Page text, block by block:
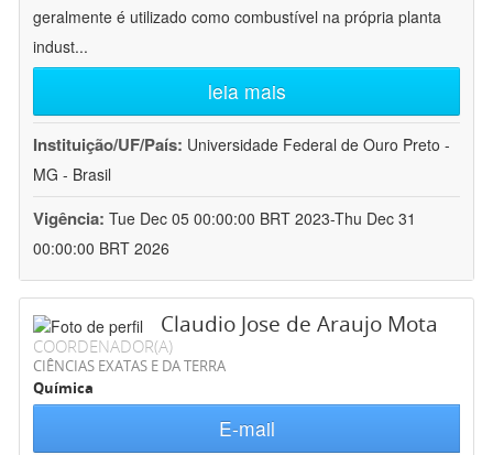
geralmente é utilizado como combustível na própria planta
indust...
leia mais
Instituição/UF/País: Universidade Federal de Ouro Preto -
MG - Brasil
Vigência: Tue Dec 05 00:00:00 BRT 2023-Thu Dec 31
00:00:00 BRT 2026
Claudio Jose de Araujo Mota
COORDENADOR(A)
CIÊNCIAS EXATAS E DA TERRA
Química
E-mail